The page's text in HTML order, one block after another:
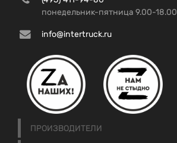
понедельник-пятница 9.00-18.00
info@intertruck.ru
ПРОИЗВОДИТЕЛИ